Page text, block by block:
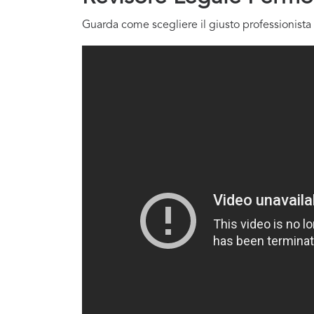
Guarda come scegliere il giusto professionista